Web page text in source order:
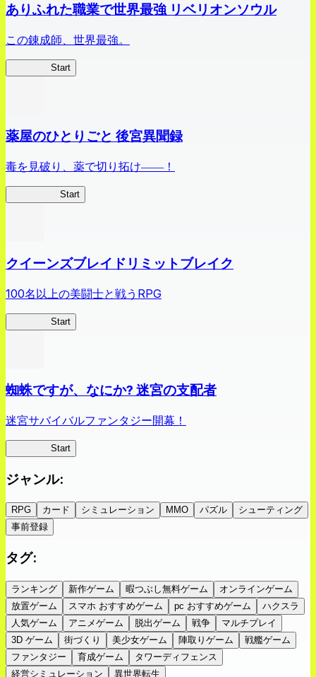
ありふれた職業で世界最強 リベリオンソウル
この錬成師、世界最強。
Start
薬屋のひとりごと 後宮異聞録
毒を見破り、薬で切り拓け――！
Start
クイーンズブレイドリミットブレイク
100名以上の美闘士と戦うRPG
Start
蜘蛛ですが、なにか? 迷宮の支配者
迷宮サバイバルファンタジー開幕！
Start
ジャンル:
RPG カード シミュレーション MMO パズル
シューティング
事前登録
タグ:
ランキング 新作ゲーム 暇つぶし無料ゲーム
オンラインゲーム
放置ゲーム
スマホ おすすめゲーム pc おすすめゲーム
ハクスラ
人気ゲーム
アニメゲーム 脱出ゲーム 戦争
マルチプレイ
3D ゲーム
街づくり 美少女ゲーム 陣取りゲーム
戦艦ゲーム
ファンタジー
育成ゲーム
タワーディフェンス
経営シミュレーション
異世界転生